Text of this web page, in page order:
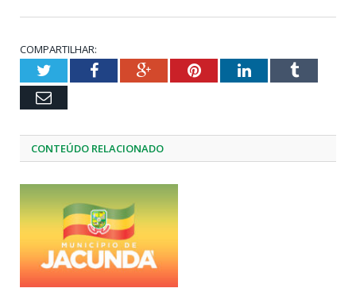
COMPARTILHAR:
TwitterFacebookGoogle+PinterestLinkedInTumblr
Email
CONTEÚDO RELACIONADO